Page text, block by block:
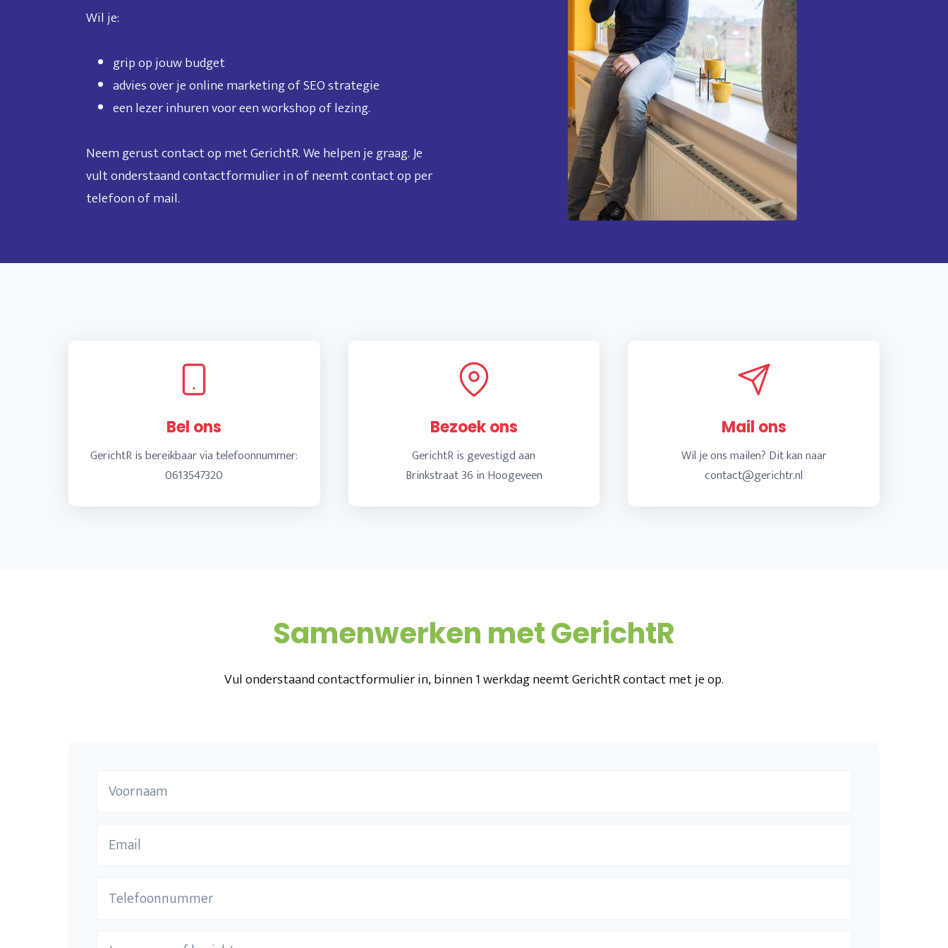
Wil je:
grip op jouw budget
advies over je online marketing of SEO strategie
een lezer inhuren voor een workshop of lezing.
Neem gerust contact op met GerichtR. We helpen je graag. Je
vult onderstaand contactformulier in of neemt contact op per
telefoon of mail.
Bel ons
GerichtR is bereikbaar via telefoonnummer:
0613547320
Bezoek ons
GerichtR is gevestigd aan
Brinkstraat 36 in Hoogeveen
Mail ons
Wil je ons mailen? Dit kan naar
contact@gerichtr.nl
Samenwerken met GerichtR
Vul onderstaand contactformulier in, binnen 1 werkdag neemt GerichtR contact met je op.